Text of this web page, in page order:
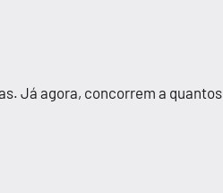
Já agora, concorrem a quantos